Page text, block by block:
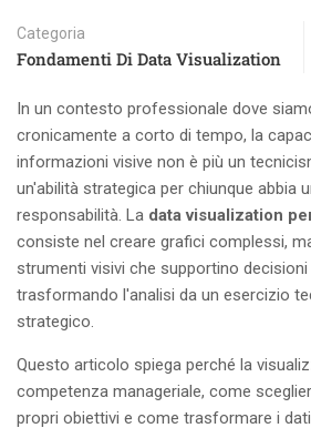
Categoria
Fondamenti Di Data Visualization
In un contesto professionale dove
cronicamente a corto di tempo, la
informazioni visive non è più un
un'abilità strategica per chiunque abbia
responsabilità. La data visualization
consiste nel creare grafici complessi,
strumenti visivi che supportino decisioni
trasformando l'analisi da un esercizio
strategico.
Questo articolo spiega perché la
competenza manageriale, come
propri obiettivi e come trasformare i